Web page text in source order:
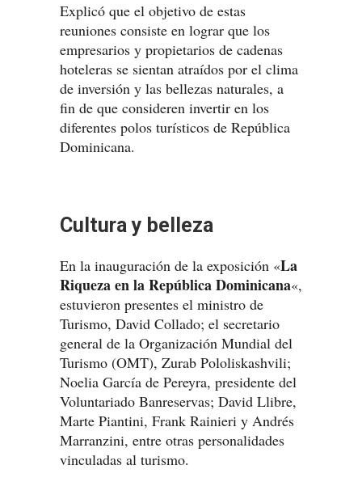
Explicó que el objetivo de estas
reuniones consiste en lograr que los
empresarios y propietarios de cadenas
hoteleras se sientan atraídos por el clima
de inversión y las bellezas naturales, a
fin de que consideren invertir en los
diferentes polos turísticos de República
Dominicana.
Cultura y belleza
En la inauguración de la exposición «La
Riqueza en la República Dominicana«,
estuvieron presentes el ministro de
Turismo, David Collado; el secretario
general de la Organización Mundial del
Turismo (OMT), Zurab Pololiskashvili;
Noelia García de Pereyra, presidente del
Voluntariado Banreservas; David Llibre,
Marte Piantini, Frank Rainieri y Andrés
Marranzini, entre otras personalidades
vinculadas al turismo.